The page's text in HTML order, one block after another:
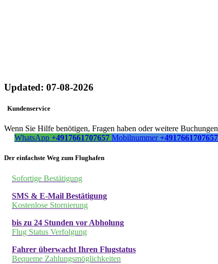
Updated: 07-08-2026
Kundenservice
Wenn Sie Hilfe benötigen, Fragen haben oder weitere
WhatsApp +4917661707657 Mobilnummer +4917661707657
Der einfachste Weg zum Flughafen
Sofortige Bestätigung
SMS & E-Mail Bestätigung
Kostenlose Stornierung
bis zu 24 Stunden vor Abholung
Flug Status Verfolgung
Fahrer überwacht Ihren Flugstatus
Bequeme Zahlungsmöglichkeiten